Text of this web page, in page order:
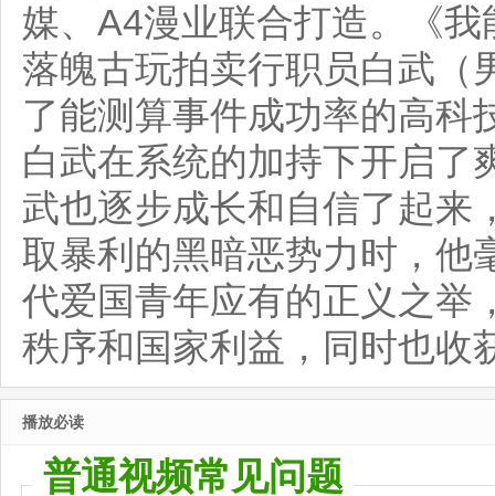
媒、A4漫业联合打造。《
落魄古玩拍卖行职员白武（
了能测算事件成功率的高科
白武在系统的加持下开启了
武也逐步成长和自信了起来
取暴利的黑暗恶势力时，他
代爱国青年应有的正义之举
秩序和国家利益，同时也收
播放必读
普通视频常见问题